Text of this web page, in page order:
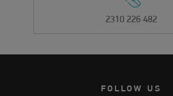
2310 226 482
FOLLOW US